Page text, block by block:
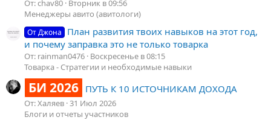
От: chav80 Вторник в 09:56
Менеджеры авито (авитологи)
От Джона
План развития твоих навыков на этот год,
и почему заправка это не только товарка
От: rainman0476 Воскресенье в 08:15
Товарка - Стратегии и необходимые навыки
БИ 2026 ПУТЬ К 10 ИСТОЧНИКАМ ДОХОДА
От: Халяев 31 Июл 2026
Блоги и отчеты участников